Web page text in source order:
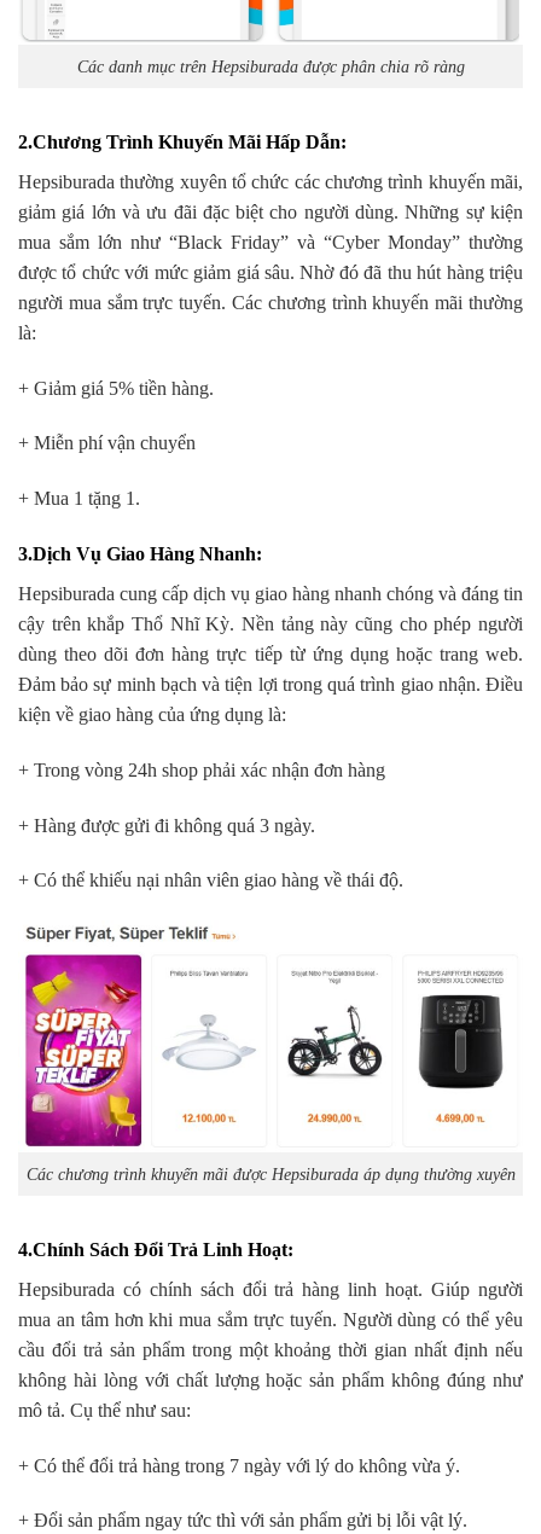
Các danh mục trên Hepsiburada được phân chia rõ ràng
2.Chương Trình Khuyến Mãi Hấp Dẫn:
Hepsiburada thường xuyên tổ chức các chương trình khuyến mãi,
giảm giá lớn và ưu đãi đặc biệt cho người dùng. Những sự kiện
mua sắm lớn như “Black Friday” và “Cyber Monday” thường
được tổ chức với mức giảm giá sâu. Nhờ đó đã thu hút hàng triệu
người mua sắm trực tuyến. Các chương trình khuyến mãi thường
là:
+ Giảm giá 5% tiền hàng.
+ Miễn phí vận chuyển
+ Mua 1 tặng 1.
3.Dịch Vụ Giao Hàng Nhanh:
Hepsiburada cung cấp dịch vụ giao hàng nhanh chóng và đáng tin
cậy trên khắp Thổ Nhĩ Kỳ. Nền tảng này cũng cho phép người
dùng theo dõi đơn hàng trực tiếp từ ứng dụng hoặc trang web.
Đảm bảo sự minh bạch và tiện lợi trong quá trình giao nhận. Điều
kiện về giao hàng của ứng dụng là:
+ Trong vòng 24h shop phải xác nhận đơn hàng
+ Hàng được gửi đi không quá 3 ngày.
+ Có thể khiếu nại nhân viên giao hàng về thái độ.
Các chương trình khuyến mãi được Hepsiburada áp dụng thường xuyên
4.Chính Sách Đổi Trả Linh Hoạt:
Hepsiburada có chính sách đổi trả hàng linh hoạt. Giúp người
mua an tâm hơn khi mua sắm trực tuyến. Người dùng có thể yêu
cầu đổi trả sản phẩm trong một khoảng thời gian nhất định nếu
không hài lòng với chất lượng hoặc sản phẩm không đúng như
mô tả. Cụ thể như sau:
+ Có thể đổi trả hàng trong 7 ngày với lý do không vừa ý.
+ Đổi sản phẩm ngay tức thì với sản phẩm gửi bị lỗi vật lý.